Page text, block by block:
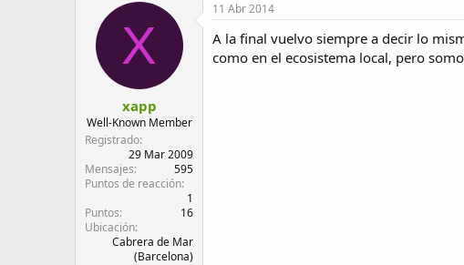
X
xapp
Well-Known Member
Registrado
29 Mar 2009
Mensajes
595
Puntos de reacción
1
Puntos
16
Ubicación
Cabrera de Mar
(Barcelona)
11 Abr 2014
A la final vuelvo siempre a decir lo
como en el ecosistema local, pero